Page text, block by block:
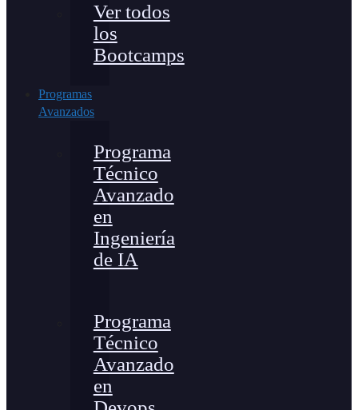
Ver todos
los
Bootcamps
Programas
Avanzados
Programa
Técnico
Avanzado
en
Ingeniería
de IA
Programa
Técnico
Avanzado
en